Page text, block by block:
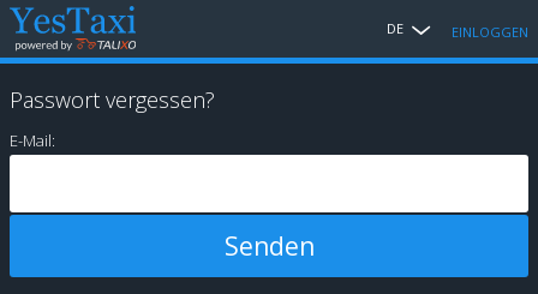
DE EINLOGGEN
Passwort vergessen?
E-Mail: